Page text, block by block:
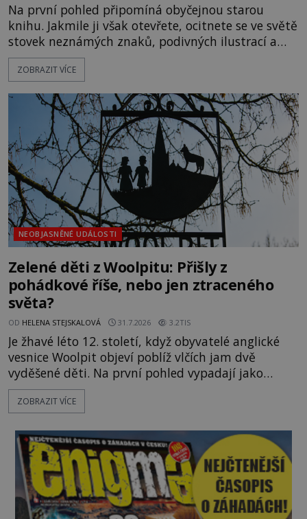
Na první pohled připomíná obyčejnou starou
knihu. Jakmile ji však otevřete, ocitnete se ve světě
stovek neznámých znaků, podivných ilustrací a
textu, který už téměř dvě století vzdoruje všem
pokusům o rozluštění. Rohoncský kodex patří mezi
jistotou neví, kdo jej napsal, kdy vznikl ani co
vlastně vypráví. Rohoncský kodex se poprvé
objevuje v roce
ZOBRAZIT VÍCE
NEOBJASNĚNÉ UDÁLOSTI
Zelené děti z Woolpitu: Přišly z
pohádkové říše, nebo jen ztraceného
světa?
OD HELENA STEJSKALOVÁ 31.7.2026 3.2TIS
Je žhavé léto 12. století, když obyvatelé anglické
vesnice Woolpit objeví poblíž vlčích jam dvě
vyděšené děti. Na první pohled vypadají jako
každé jiné, až na jednu děsivou výjimku. Jejich
kůže má nazelenalý odstín, mluví
kromě syrových bobů. Příběh se rychle stává
jednou z největších záhad středověké Anglie a ani
po téměř devíti stech letech není
ZOBRAZIT VÍCE